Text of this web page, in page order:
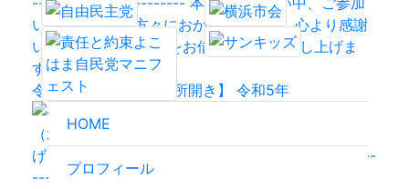
令和5年3月1日【事務所開き】 令和5年
HOME
プロフィール